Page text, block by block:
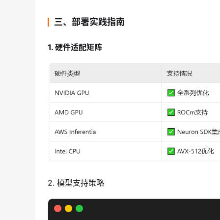
三、部署实践指南
1. 硬件适配矩阵
2. 模型支持策略